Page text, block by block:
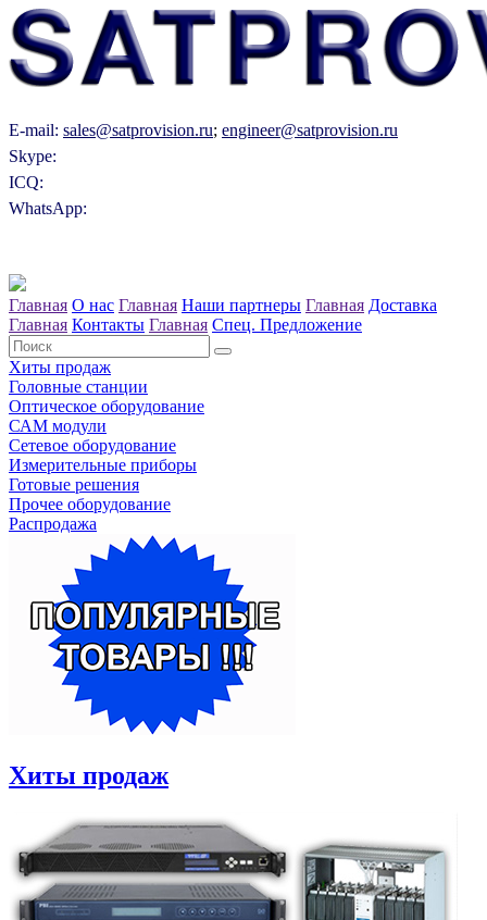
E-mail: sales@satprovision.ru; engineer@satprovision.ru
Skype:
ICQ:
WhatsApp:
Главная О нас Главная Наши партнеры Главная Доставка
Главная Контакты Главная Спец. Предложение
Хиты продаж
Головные станции
Оптическое оборудование
САM модули
Сетевое оборудование
Измерительные приборы
Готовые решения
Прочее оборудование
Распродажа
Хиты продаж